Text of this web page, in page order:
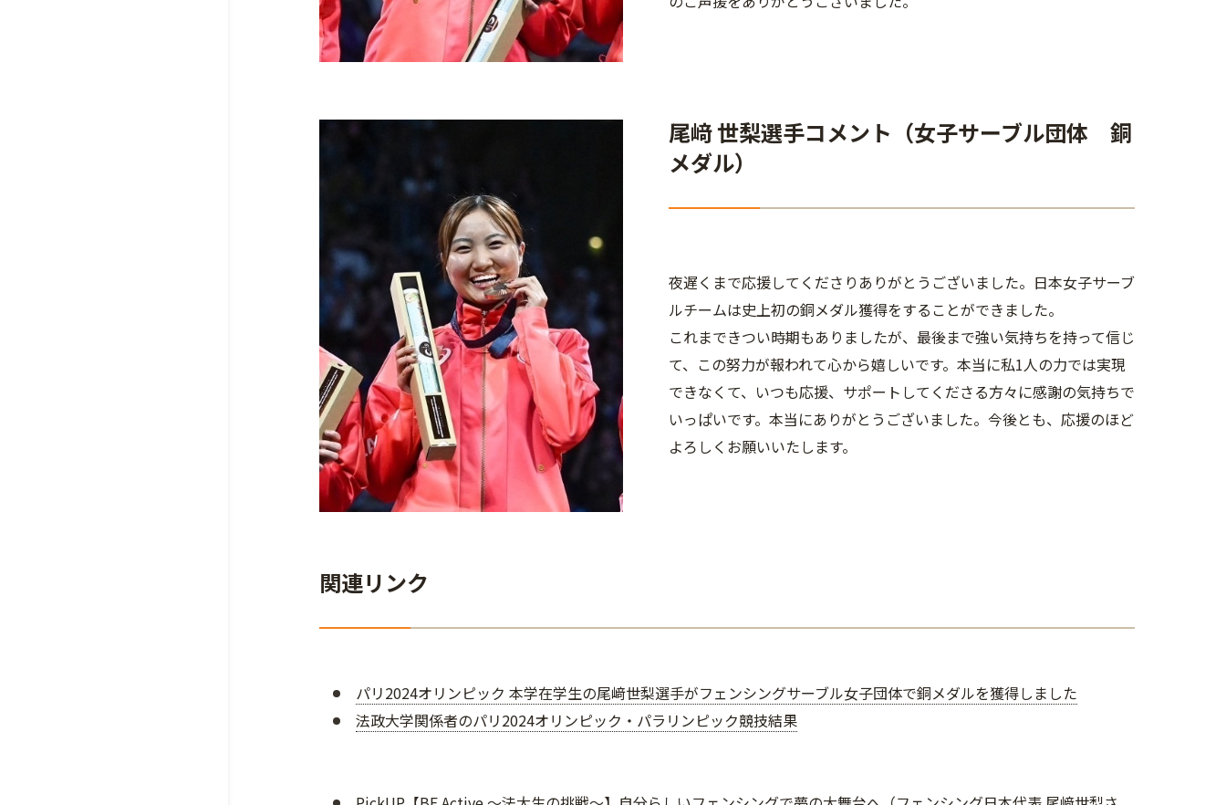
尾﨑 世梨選手コメント（女子サーブル団体 銅
メダル）
夜遅くまで応援してくださりありがとうございました。日本女子サーブ
ルチームは史上初の銅メダル獲得をすることができました。
これまできつい時期もありましたが、最後まで強い気持ちを持って信じ
て、この努力が報われて心から嬉しいです。本当に私1人の力では実現
できなくて、いつも応援、サポートしてくださる方々に感謝の気持ちで
いっぱいです。本当にありがとうございました。今後とも、応援のほど
よろしくお願いいたします。
関連リンク
パリ2024オリンピック 本学在学生の尾﨑世梨選手がフェンシングサーブル女子団体で銅メダルを獲得しました
法政大学関係者のパリ2024オリンピック・パラリンピック競技結果